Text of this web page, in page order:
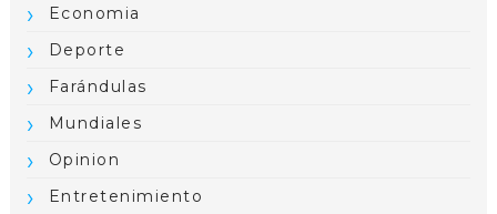
Economia
Deporte
Farándulas
Mundiales
Opinion
Entretenimiento